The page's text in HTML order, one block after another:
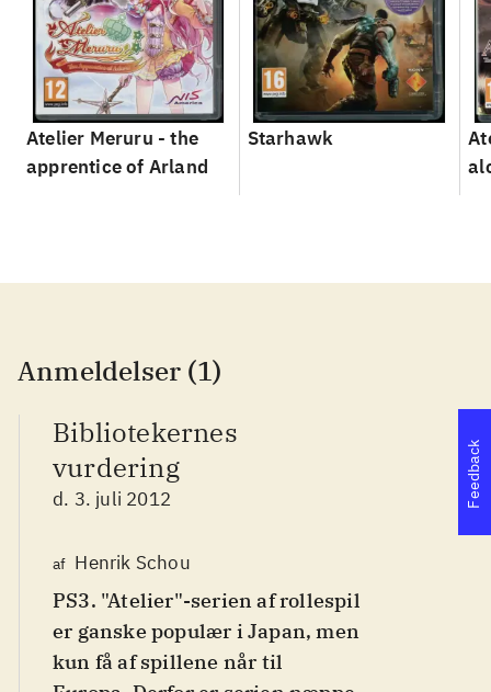
Atelier Meruru - the
apprentice of Arland
Starhawk
Anmeldelser (1)
Bibliotekernes
vurdering
d. 3. juli 2012
af Henrik Schou
PS3. "Atelier"-serien af rollespil
er ganske populær i Japan, men
kun få af spillene når til
Feedback